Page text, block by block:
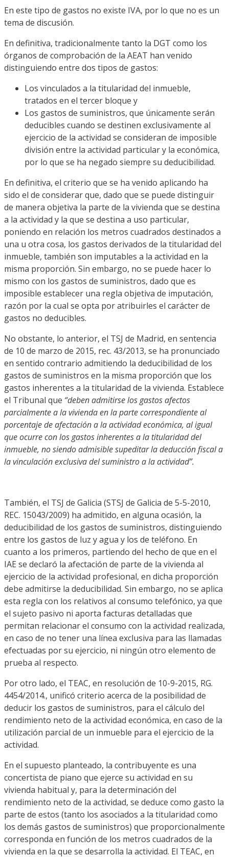
En este tipo de gastos no existe IVA, por lo que no es un
tema de discusión.
En definitiva, tradicionalmente tanto la DGT como los
órganos de comprobación de la AEAT han venido
distinguiendo entre dos tipos de gastos:
Los vinculados a la titularidad del inmueble,
tratados en el tercer bloque y
Los gastos de suministros, que únicamente serán
deducibles cuando se destinen exclusivamente al
ejercicio de la actividad se consideran de imposible
división entre la actividad particular y la económica,
por lo que se ha negado siempre su deducibilidad.
En definitiva, el criterio que se ha venido aplicando ha
sido el de considerar que, dado que se puede distinguir
de manera objetiva la parte de la vivienda que se destina
a la actividad y la que se destina a uso particular,
poniendo en relación los metros cuadrados destinados a
una u otra cosa, los gastos derivados de la titularidad del
inmueble, también son imputables a la actividad en la
misma proporción. Sin embargo, no se puede hacer lo
mismo con los gastos de suministros, dado que es
imposible establecer una regla objetiva de imputación,
razón por la cual se opta por atribuirles el carácter de
gastos no deducibles.
No obstante, lo anterior, el TSJ de Madrid, en sentencia
de 10 de marzo de 2015, rec. 43/2013, se ha pronunciado
en sentido contrario admitiendo la deducibilidad de los
gastos de suministros en la misma proporción que los
gastos inherentes a la titularidad de la vivienda. Establece
el Tribunal que “deben admitirse los gastos afectos
parcialmente a la vivienda en la parte correspondiente al
porcentaje de afectación a la actividad económica, al igual
que ocurre con los gastos inherentes a la titularidad del
inmueble, no siendo admisible supeditar la deducción fiscal a
la vinculación exclusiva del suministro a la actividad”.
También, el TSJ de Galicia (STSJ de Galicia de 5-5-2010,
REC. 15043/2009) ha admitido, en alguna ocasión, la
deducibilidad de los gastos de suministros, distinguiendo
entre los gastos de luz y agua y los de teléfono. En
cuanto a los primeros, partiendo del hecho de que en el
IAE se declaró la afectación de parte de la vivienda al
ejercicio de la actividad profesional, en dicha proporción
debe admitirse la deducibilidad. Sin embargo, no se aplica
esta regla con los relativos al consumo telefónico, ya que
el sujeto pasivo ni aporta facturas detalladas que
permitan relacionar el consumo con la actividad realizada,
en caso de no tener una línea exclusiva para las llamadas
efectuadas por su ejercicio, ni ningún otro elemento de
prueba al respecto.
Por otro lado, el TEAC, en resolución de 10-9-2015, RG.
4454/2014., unificó criterio acerca de la posibilidad de
deducir los gastos de suministros, para el cálculo del
rendimiento neto de la actividad económica, en caso de la
utilización parcial de un inmueble para el ejercicio de la
actividad.
En el supuesto planteado, la contribuyente es una
concertista de piano que ejerce su actividad en su
vivienda habitual y, para la determinación del
rendimiento neto de la actividad, se deduce como gasto la
parte de estos (tanto los asociados a la titularidad como
los demás gastos de suministros) que proporcionalmente
corresponda en función de los metros cuadrados de la
vivienda en la que se desarrolla la actividad. El TEAC, en